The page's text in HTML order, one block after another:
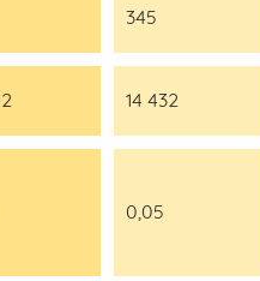
345
14 432
0,05